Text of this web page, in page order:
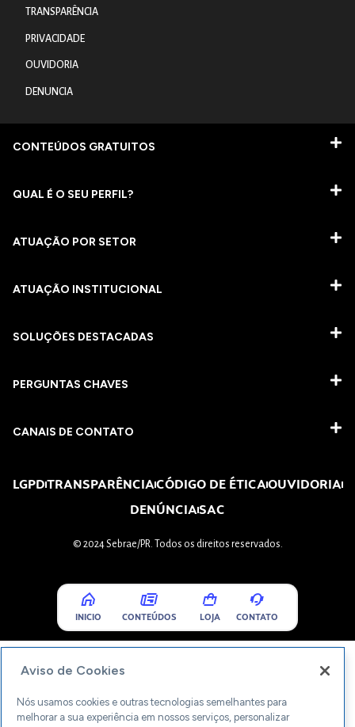
TRANSPARÊNCIA
PRIVACIDADE
OUVIDORIA
DENUNCIA
CONTEÚDOS GRATUITOS
QUAL É O SEU PERFIL?
ATUAÇÃO POR SETOR
ATUAÇÃO INSTITUCIONAL
SOLUÇÕES DESTACADAS
PERGUNTAS CHAVES​
CANAIS DE CONTATO
LGPDTRANSPARÊNCIACÓDIGO DE ÉTICAOUVIDORIA
DENÚNCIASAC
© 2024 Sebrae/PR. Todos os direitos reservados.
INICIO CONTEÚDOS LOJA CONTATO
Aviso de Cookies
Nós usamos cookies e outras tecnologias semelhantes para
melhorar a sua experiência em nossos serviços, personalizar